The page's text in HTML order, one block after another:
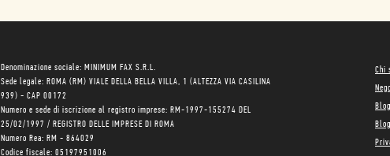
Denominazione sociale: MINIMUM FAX S.R.L.
Sede legale: ROMA (RM) VIALE DELLA BELLA VILLA, 1 (ALTEZZA VIA CASILINA
939) - CAP 00172
Numero e sede di iscrizione al registro imprese: RM-1997-155274 DEL
25/02/1997 / REGISTRO DELLE IMPRESE DI ROMA
Numero Rea: RM - 864029
Codice fiscale: 05197951006
Chi